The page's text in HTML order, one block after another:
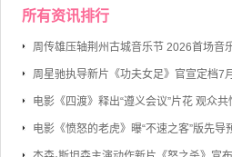
所有资讯排行
周传雄压轴荆州古城音乐节 2026首场音
电影《四渡》释出“遵义会议”片花 观众
电影《愤怒的老虎》曝“不速之客”版先